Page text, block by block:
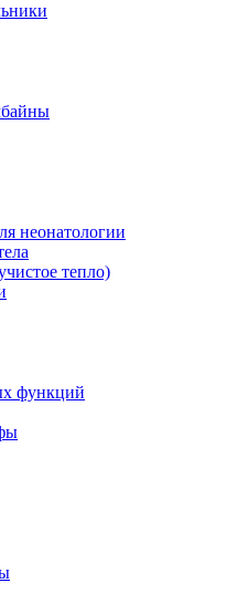
неонатологии
тепло)
функций